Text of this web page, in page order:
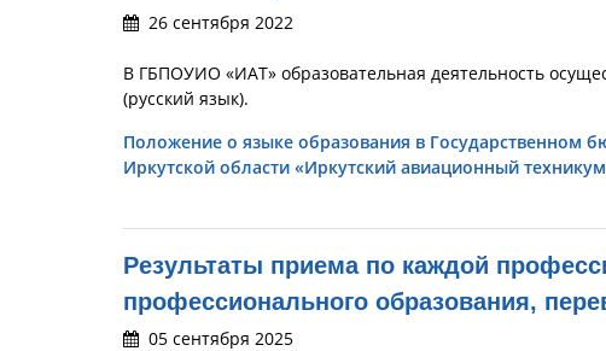
26 сентября 2022
В ГБПОУИО «ИАТ» образовательная деятельность
(русский язык).
Положение о языке образования в Государственном
Иркутской области «Иркутский авиационный
Результаты приема по каждой
профессионального образования,
05 сентября 2025